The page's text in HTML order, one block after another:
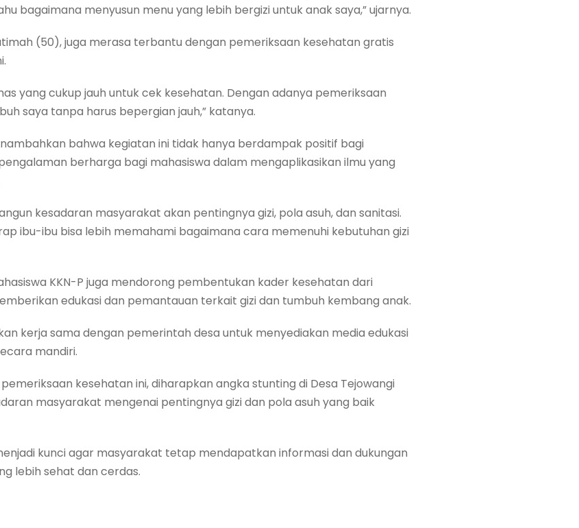
bagaimana menyusun menu yang lebih bergizi untuk anak saya,” ujarnya.
(50), juga merasa terbantu dengan pemeriksaan kesehatan gratis
yang cukup jauh untuk cek kesehatan. Dengan adanya pemeriksaan
saya tanpa harus bepergian jauh,” katanya.
bahwa kegiatan ini tidak hanya berdampak positif bagi
berharga bagi mahasiswa dalam mengaplikasikan ilmu yang
kesadaran masyarakat akan pentingnya gizi, pola asuh, dan sanitasi.
ibu-ibu bisa lebih memahami bagaimana cara memenuhi kebutuhan gizi
KKN-P juga mendorong pembentukan kader kesehatan dari
edukasi dan pemantauan terkait gizi dan tumbuh kembang anak.
kerja sama dengan pemerintah desa untuk menyediakan media edukasi
mandiri.
kesehatan ini, diharapkan angka stunting di Desa Tejowangi
masyarakat mengenai pentingnya gizi dan pola asuh yang baik
kunci agar masyarakat tetap mendapatkan informasi dan dukungan
lebih sehat dan cerdas.